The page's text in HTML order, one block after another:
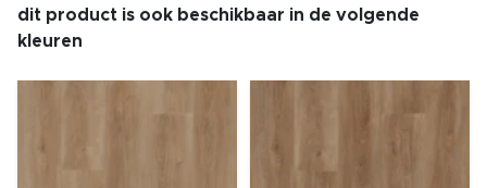
dit product is ook beschikbaar in de volgende
kleuren